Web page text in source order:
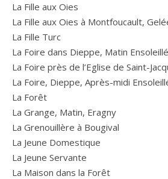
La Fille aux Oies
La Fille aux Oies à Montfoucault,
La Fille Turc
La Foire dans Dieppe, Matin Ensoleillé
La Foire près de l’Eglise de Saint-
La Foire, Dieppe, Après-midi
La Forêt
La Grange, Matin, Eragny
La Grenouillère à Bougival
La Jeune Domestique
La Jeune Servante
La Maison dans la Forêt